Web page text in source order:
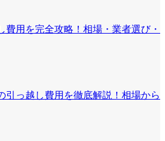
費用を完全攻略！相場・業者選び・
引っ越し費用を徹底解説！相場から